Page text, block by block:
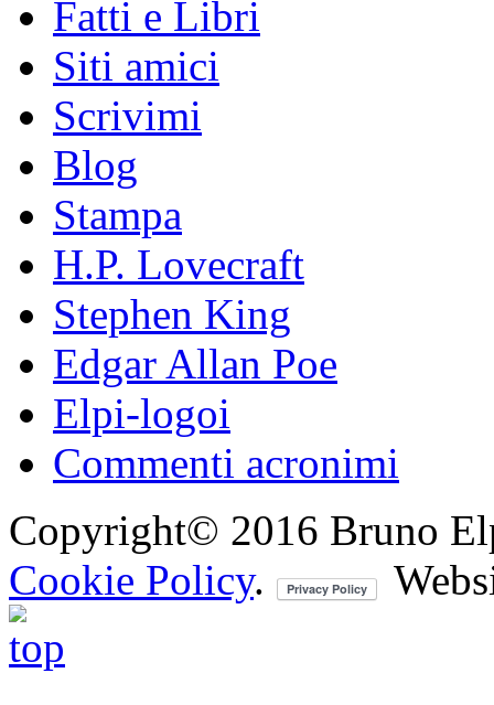
Fatti e Libri
Siti amici
Scrivimi
Blog
Stampa
H.P. Lovecraft
Stephen King
Edgar Allan Poe
Elpi-logoi
Commenti acronimi
Copyright© 2016 Bruno
Cookie Policy.